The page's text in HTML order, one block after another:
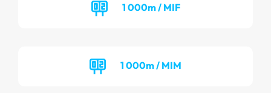
1 000m / MIF
1 000m / MIM